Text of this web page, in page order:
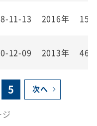
11-13 2016年
12-09 2013年
5 次へ